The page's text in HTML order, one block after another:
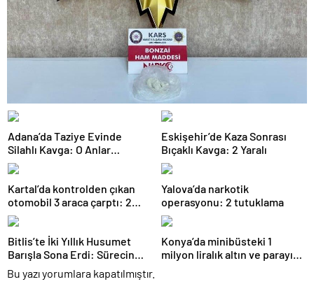
Adana’da Taziye Evinde
Silahlı Kavga: O Anlar
Kamerada
Eskişehir’de Kaza Sonrası
Bıçaklı Kavga: 2 Yaralı
Kartal’da kontrolden çıkan
otomobil 3 araca çarptı: 2
yaralı
Yalova’da narkotik
operasyonu: 2 tutuklama
Bitlis’te İki Yıllık Husumet
Barışla Sona Erdi: Sürecin
Başrolünde Atmanega Aşireti
Lideri Hasan Açık Vardı
Konya’da minibüsteki 1
milyon liralık altın ve parayı
Bu yazı yorumlara kapatılmıştır.